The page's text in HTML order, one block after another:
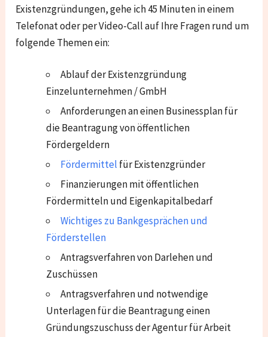
Existenzgründungen, gehe ich 45 Minuten in einem
Telefonat oder per Video-Call auf Ihre Fragen rund um
folgende Themen ein:
Ablauf der Existenzgründung
Einzelunternehmen / GmbH
Anforderungen an einen Businessplan für
die Beantragung von öffentlichen
Fördergeldern
Fördermittel für Existenzgründer
Finanzierungen mit öffentlichen
Fördermitteln und Eigenkapitalbedarf
Wichtiges zu Bankgesprächen und
Förderstellen
Antragsverfahren von Darlehen und
Zuschüssen
Antragsverfahren und notwendige
Unterlagen für die Beantragung einen
Gründungszuschuss der Agentur für Arbeit